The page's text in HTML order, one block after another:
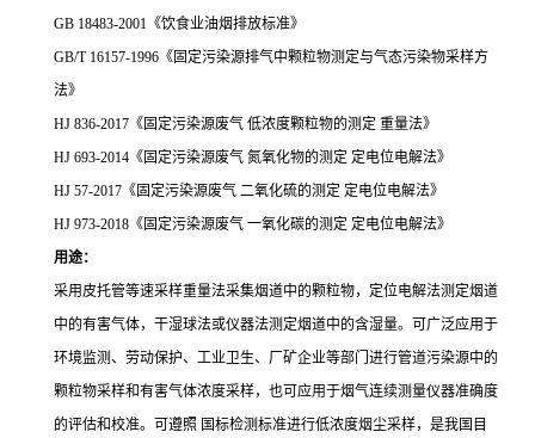
GB 18483-2001《饮食业油烟排放标准》
GB/T 16157-1996《固定污染源排气中颗粒物测定与气态污染物采样方
法》
HJ 836-2017《固定污染源废气 低浓度颗粒物的测定 重量法》
HJ 693-2014《固定污染源废气 氮氧化物的测定 定电位电解法》
HJ 57-2017《固定污染源废气 二氧化硫的测定 定电位电解法》
HJ 973-2018《固定污染源废气 一氧化碳的测定 定电位电解法》
用途：
采用皮托管等速采样重量法采集烟道中的颗粒物，定位电解法测定烟道
中的有害气体，干湿球法或仪器法测定烟道中的含湿量。可广泛应用于
环境监测、劳动保护、工业卫生、厂矿企业等部门进行管道污染源中的
颗粒物采样和有害气体浓度采样，也可应用于烟气连续测量仪器准确度
的评估和校准。 可遵照 国标检测标准进行低浓度烟尘采样， 是我国目